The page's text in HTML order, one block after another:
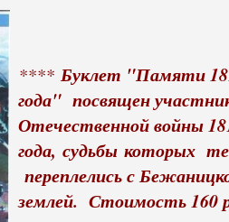
**** Буклет "Памяти
года" посвящен
Отечественной войны
года, судьбы которых
переплелись с
землей. Стоимость 160